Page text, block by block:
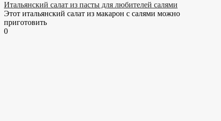
Итальянский салат из пасты для любителей салями
Этот итальянский салат из макарон с салями можно
приготовить
0